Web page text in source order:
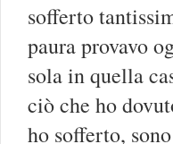
sofferto
paura provavo
sola in quella
ciò che ho
ho sofferto,